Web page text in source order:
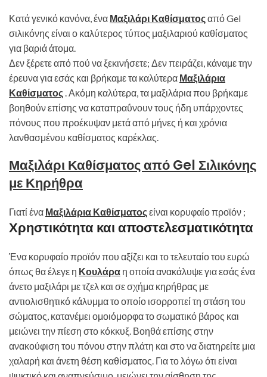
Κατά γενικό κανόνα, ένα Μαξιλάρι Καθίσματοςαπό Gel
σιλικόνης είναι ο καλύτερος τύπος μαξιλαριού καθίσματος
για βαριά άτομα.
Δεν ξέρετε από πού να ξεκινήσετε; Δεν πειράζει, κάναμε την
έρευνα για εσάς και βρήκαμε τα καλύτερα Μαξιλάρια
Καθίσματος . Ακόμη καλύτερα, τα μαξιλάρια που βρήκαμε
βοηθούν επίσης να καταπραΰνουν τους ήδη υπάρχοντες
πόνους που προέκυψαν μετά από μήνες ή και χρόνια
λανθασμένου καθίσματος καρέκλας.
Μαξιλάρι Καθίσματος από Gel Σιλικόνης
με Κηρήθρα
Γιατί ένα Μαξιλάρια Καθίσματοςείναι κορυφαίο προϊόν ;
Χρηστικότητα και αποστελεσματικότητα
Ένα κορυφαίο προϊόν που αξίζει και το τελευταίο του ευρώ
όπως θα έλεγε η Κουλάρα η οποία ανακάλυψε για εσάς ένα
άνετο μαξιλάρι με τζελ και σε σχήμα κηρήθρας με
αντιολισθητικό κάλυμμα το οποίο ισορροπεί τη στάση του
σώματος, κατανέμει ομοιόμορφα το σωματικό βάρος και
μειώνει την πίεση στο κόκκυξ. Βοηθά επίσης στην
ανακούφιση του πόνου στην πλάτη και στο να διατηρείτε μια
χαλαρή και άνετη θέση καθίσματος. Για το λόγω ότι είναι